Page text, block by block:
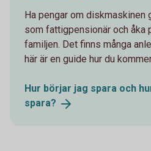
Ha pengar om diskmaskinen
som fattigpensionär och åka
familjen. Det finns många
här är en guide hur du
Hur börjar jag spara och
spara?